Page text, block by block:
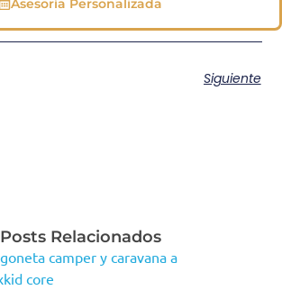
Siguiente
Posts Relacionados